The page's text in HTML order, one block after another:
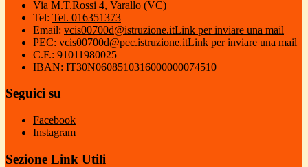
Via M.T.Rossi 4, Varallo (VC)
Tel: Tel. 016351373
Email: vcis00700d@istruzione.itLink per inviare una mail
PEC: vcis00700d@pec.istruzione.itLink per inviare una mail
C.F.: 91011980025
IBAN: IT30N0608510316000000074510
Seguici su
Facebook
Instagram
Sezione Link Utili